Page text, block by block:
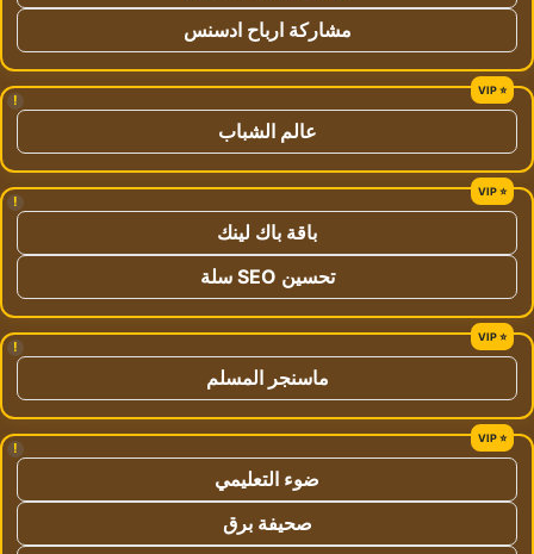
مشاركة ارباح ادسنس
!
عالم الشباب
!
باقة باك لينك
تحسين SEO سلة
!
ماسنجر المسلم
!
ضوء التعليمي
صحيفة برق